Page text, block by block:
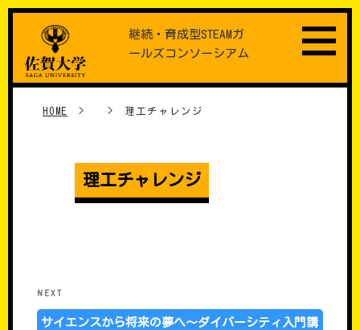
content
継続・育成型STEAMガ
ールズコンソーシアム
HOME > > 理工チャレンジ
理工チャレンジ
Next
Post
NEXT
サイエンスから将来の夢へ～ダイバーシティ入門講